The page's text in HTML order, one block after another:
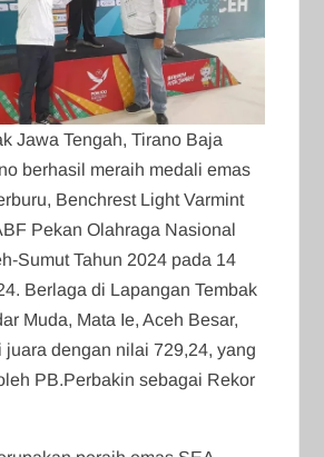
Jawa Tengah, Tirano Baja
berhasil meraih medali emas
Benchrest Light Varmint
Pekan Olahraga Nasional
Sumut Tahun 2024 pada 14
Berlaga di Lapangan Tembak
Muda, Mata Ie, Aceh Besar,
juara dengan nilai 729,24, yang
PB.Perbakin sebagai Rekor